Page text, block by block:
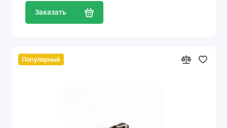
Заказать
Популярный